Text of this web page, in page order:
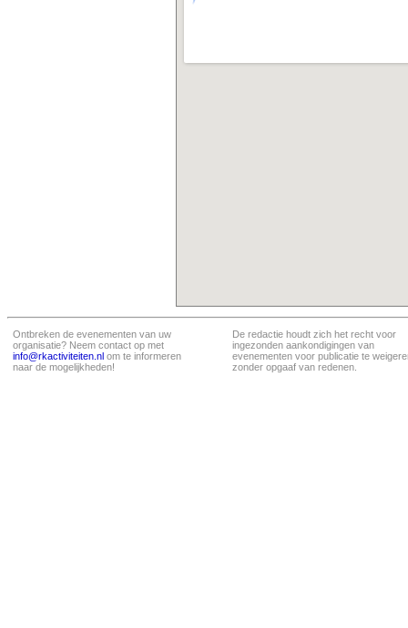
Ontbreken de evenementen van uw
organisatie? Neem contact op met
info@rkactiviteiten.nl om te informeren
naar de mogelijkheden!
De redactie houdt zich het recht voor
ingezonden aankondigingen van
evenementen voor publicatie te
zonder opgaaf van redenen.